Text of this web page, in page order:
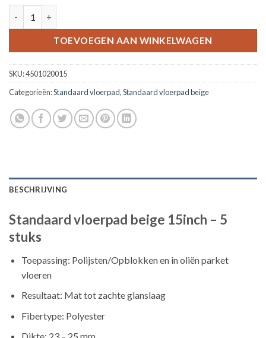
TOEVOEGEN AAN WINKELWAGEN
SKU:4501020015
Categorieën:Standaard vloerpad,Standaard vloerpad beige
BESCHRIJVING
Standaard vloerpad beige 15inch – 5
stuks
Toepassing: Polijsten/Opblokken en in oliën parket
vloeren
Resultaat: Mat tot zachte glanslaag
Fibertype: Polyester